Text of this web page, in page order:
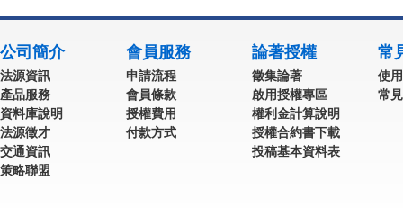
公司簡介
法源資訊
產品服務
資料庫說明
法源徵才
交通資訊
策略聯盟
會員服務
申請流程
會員條款
授權費用
付款方式
論著授權
徵集論著
啟用授權專區
權利金計算說明
授權合約書下載
投稿基本資料表
常
使
常